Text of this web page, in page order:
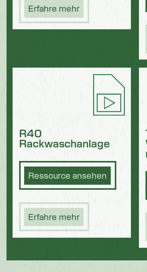
Erfahre mehr
R40
Rackwaschanlage
Ressource ansehen
Erfahre mehr